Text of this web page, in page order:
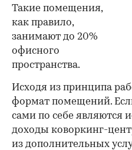
Такие помещения,
как правило,
занимают до 20%
офисного
пространства.
Исходя из принципа
формат помещений.
сами по себе являются
доходы коворкинг-
из дополнительных